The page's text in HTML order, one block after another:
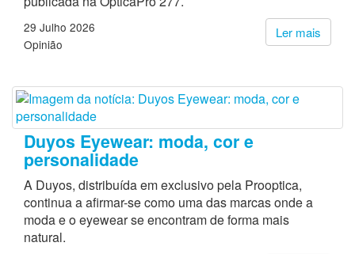
Ler mais
29 Julho 2026
Opinião
Duyos Eyewear: moda, cor e
personalidade
A Duyos, distribuída em exclusivo pela Prooptica,
continua a afirmar-se como uma das marcas onde a
moda e o eyewear se encontram de forma mais
natural.